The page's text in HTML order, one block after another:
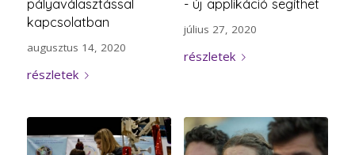
pályaválasztással
kapcsolatban
augusztus 14, 2020
részletek
- új applikáció segíthet
július 27, 2020
részletek